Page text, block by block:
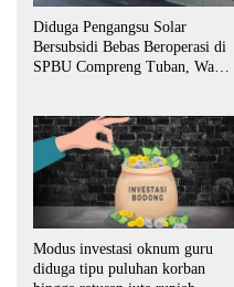
Diduga Pengangsu Solar
Bersubsidi Bebas Beroperasi di
SPBU Compreng Tuban, Warga
Modus investasi oknum guru
diduga tipu puluhan korban